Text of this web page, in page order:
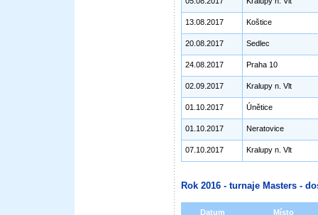
13.08.2017 Koštice
20.08.2017 Sedlec
24.08.2017 Praha 10
02.09.2017 Kralupy n. Vlt
01.10.2017 Únětice
01.10.2017 Neratovice
07.10.2017 Kralupy n. Vlt
Rok 2016 - turnaje Masters -
Datum Místo